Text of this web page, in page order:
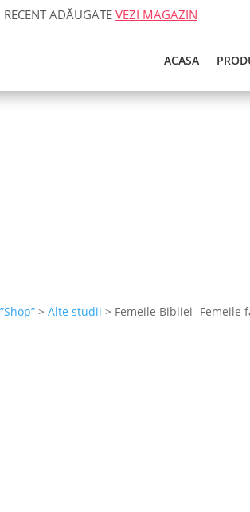
RECENT ADĂUGATE VEZI MAGAZIN
ACASA
”Shop” >Alte studii > Femeile Bibliei- Femeile